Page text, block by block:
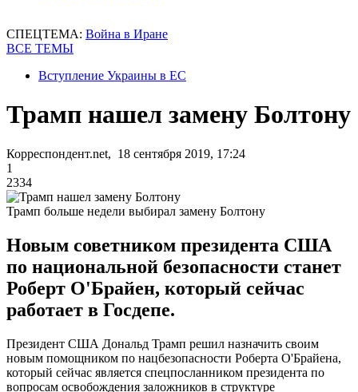
СПЕЦТЕМА: Война в Иране
ВСЕ ТЕМЫ
Вступление Украины в ЕС
Трамп нашел замену Болтону
Корреспондент.net, 18 сентября 2019, 17:24
1
2334
Трамп больше недели выбирал замену Болтону
Новым советником президента США
по национальной безопасности станет
Роберт О'Брайен, который сейчас
работает в Госдепе.
Президент США Дональд Трамп решил назначить своим
новым помощником по нацбезопасности Роберта О'Брайена,
который сейчас является спецпосланником президента по
вопросам освобождения заложников в структуре